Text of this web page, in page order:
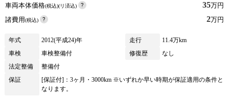
車両本体価格(税込)(リ済込) 35万円
諸費用(税込) 2万円
年式 2012(平成24)年 走行
11.4万km
車検
車検整備付 修復歴
なし
法定整備
整備付
保証
[保証付]：3ヶ月・3000km ※いずれか早い時期が保証適用の条件と
なります。